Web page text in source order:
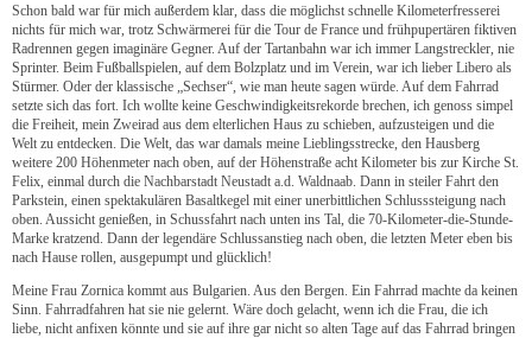
Schon bald war für mich außerdem klar, dass die möglichst schnelle Kilometerfresserei
nichts für mich war, trotz Schwärmerei für die Tour de France und frühpupertären fiktiven
Radrennen gegen imaginäre Gegner. Auf der Tartanbahn war ich immer Langstreckler, nie
Sprinter. Beim Fußballspielen, auf dem Bolzplatz und im Verein, war ich lieber Libero als
Stürmer. Oder der klassische „Sechser“, wie man heute sagen würde. Auf dem Fahrrad
setzte sich das fort. Ich wollte keine Geschwindigkeitsrekorde brechen, ich genoss simpel
die Freiheit, mein Zweirad aus dem elterlichen Haus zu schieben, aufzusteigen und die
Welt zu entdecken. Die Welt, das war damals meine Lieblingsstrecke, den Hausberg
weitere 200 Höhenmeter nach oben, auf der Höhenstraße acht Kilometer bis zur Kirche St.
Felix, einmal durch die Nachbarstadt Neustadt a.d. Waldnaab. Dann in steiler Fahrt den
Parkstein, einen spektakulären Basaltkegel mit einer unerbittlichen Schlusssteigung nach
oben. Aussicht genießen, in Schussfahrt nach unten ins Tal, die 70-Kilometer-die-Stunde-
Marke kratzend. Dann der legendäre Schlussanstieg nach oben, die letzten Meter eben bis
nach Hause rollen, ausgepumpt und glücklich!
Meine Frau Zornica kommt aus Bulgarien. Aus den Bergen. Ein Fahrrad machte da keinen
Sinn. Fahrradfahren hat sie nie gelernt. Wäre doch gelacht, wenn ich die Frau, die ich
liebe, nicht anfixen könnte und sie auf ihre gar nicht so alten Tage auf das Fahrrad bringen